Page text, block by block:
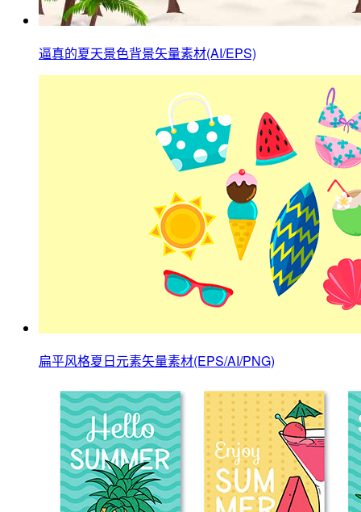
逼真的夏天景色背景矢量素材(AI/EPS)
扁平风格夏日元素矢量素材(EPS/AI/PNG)